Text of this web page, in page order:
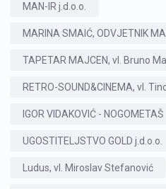
MAN-IR j.d.o.o.
MARINA SMAIĆ, ODVJETNIK
TAPETAR MAJCEN, vl. Bruno
RETRO-SOUND&CINEMA, vl.
IGOR VIDAKOVIĆ - NOGOMETAŠ
UGOSTITELJSTVO GOLD j.d.o.o.
Ludus, vl. Miroslav Stefanović